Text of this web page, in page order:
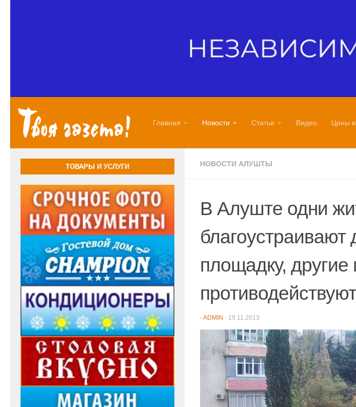
Главная Новости Статьи Видео Цены
НОВОСТИ АЛУШТЫ
В Алуште одни
благоустраивают
площадку, другие
противодействуют
-ADMIN · 19.11.2013
ТОВАРЫ И УСЛУГИ